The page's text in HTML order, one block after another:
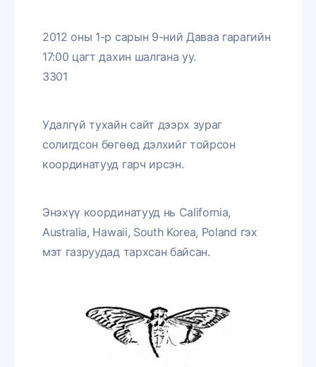
2012 оны 1-р сарын 9-ний Даваа гарагийн
17:00 цагт дахин шалгана уу.
3301
Удалгүй тухайн сайт дээрх зураг
солигдсон бөгөөд дэлхийг тойрсон
координатууд гарч ирсэн.
Энэхүү координатууд нь California,
Australia, Hawaii, South Korea, Poland гэх
мэт газруудад тархсан байсан.